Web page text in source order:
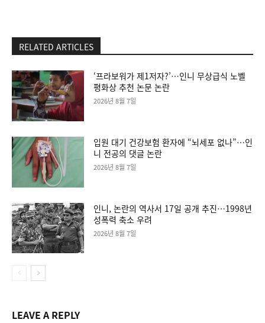
RELATED ARTICLES
‘프라보워가 제1저자?’…인니 무상급식 노벨
평화상 추천 논문 논란
2026년 8월 7일
입원 대기 건강보험 환자에 “뇌세포 없나”…인
니 전공의 댓글 논란
2026년 8월 7일
인니, 논란의 역사서 17일 공개 추진…1998년
성폭력 축소 우려
2026년 8월 7일
LEAVE A REPLY